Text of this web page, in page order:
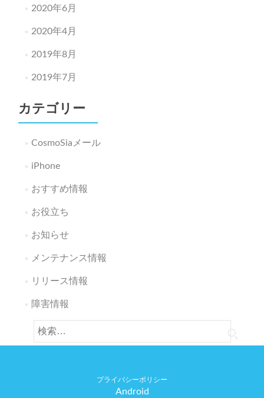
2020年6月
2020年4月
2019年8月
2019年7月
カテゴリー
CosmoSiaメール
iPhone
おすすめ情報
お役立ち
お知らせ
メンテナンス情報
リリース情報
障害情報
検
索:
Android